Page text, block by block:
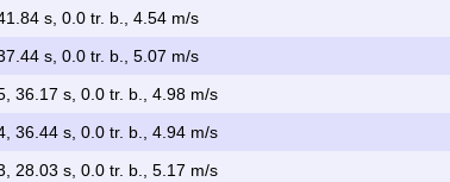
s, 0.0 tr. b., 4.54 m/s
s, 0.0 tr. b., 5.07 m/s
36.17 s, 0.0 tr. b., 4.98 m/s
36.44 s, 0.0 tr. b., 4.94 m/s
28.03 s, 0.0 tr. b., 5.17 m/s